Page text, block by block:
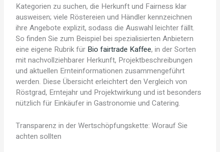
Kategorien zu suchen, die Herkunft und Fairness klar
ausweisen; viele Röstereien und Händler kennzeichnen
ihre Angebote explizit, sodass die Auswahl leichter fällt.
So finden Sie zum Beispiel bei spezialisierten Anbietern
eine eigene Rubrik für Bio fairtrade Kaffee, in der Sorten
mit nachvollziehbarer Herkunft, Projektbeschreibungen
und aktuellen Ernteinformationen zusammengeführt
werden. Diese Übersicht erleichtert den Vergleich von
Röstgrad, Erntejahr und Projektwirkung und ist besonders
nützlich für Einkäufer in Gastronomie und Catering.
Transparenz in der Wertschöpfungskette: Worauf Sie
achten sollten